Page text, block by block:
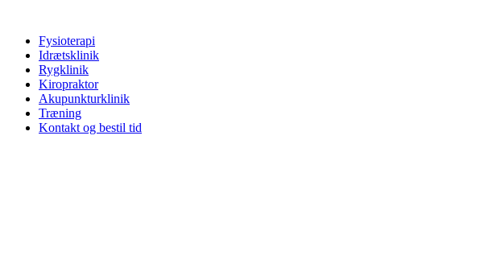
indholdFysioterapi
Idrætsklinik
Rygklinik
Kiropraktor
Akupunkturklinik
Træning
Kontakt og bestil tid